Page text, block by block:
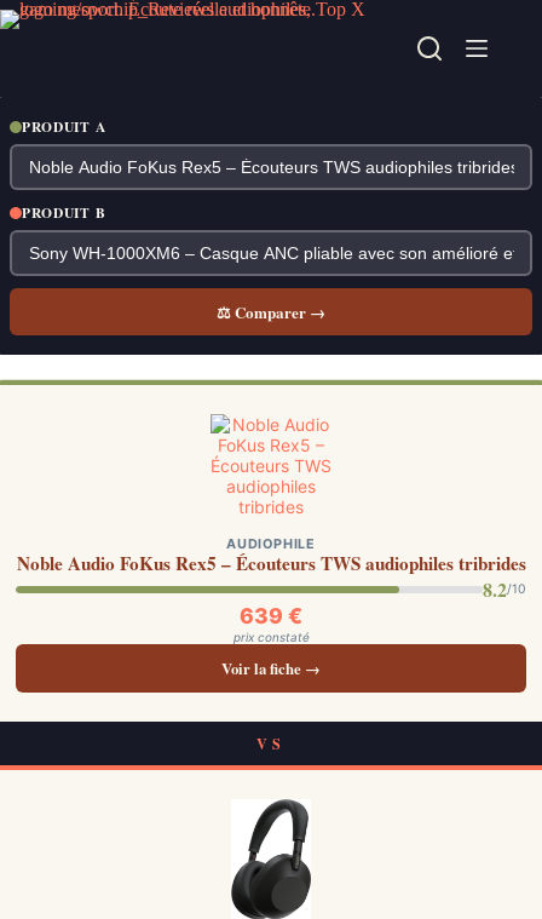
Passer
au
PRODUIT A
PRODUIT B
⚖ Comparer →
AUDIOPHILE
Noble Audio FoKus Rex5 – Écouteurs TWS audiophiles tribrides
8.2/10
639 €
prix constaté
Voir la fiche →
VS